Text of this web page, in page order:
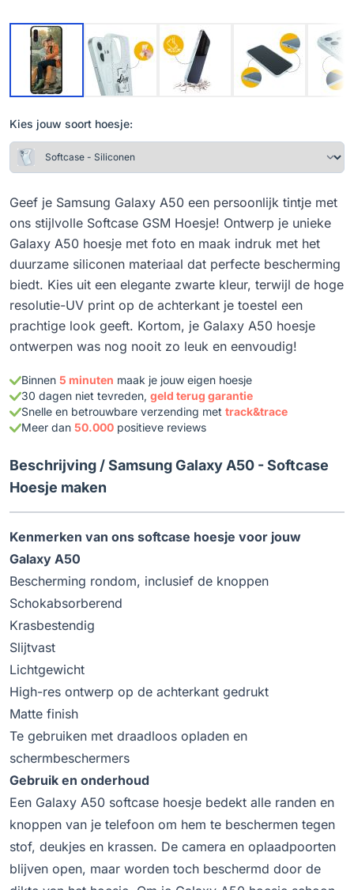
Kies jouw soort hoesje:
Geef je Samsung Galaxy A50 een persoonlijk tintje met
ons stijlvolle Softcase GSM Hoesje! Ontwerp je unieke
Galaxy A50 hoesje met foto en maak indruk met het
duurzame siliconen materiaal dat perfecte bescherming
biedt. Kies uit een elegante zwarte kleur, terwijl de hoge
resolutie-UV print op de achterkant je toestel een
prachtige look geeft. Kortom, je Galaxy A50 hoesje
ontwerpen was nog nooit zo leuk en eenvoudig!
Binnen 5 minuten maak je jouw eigen hoesje
30 dagen niet tevreden, geld terug garantie
Snelle en betrouwbare verzending met track&trace
Meer dan 50.000 positieve reviews
Beschrijving /Samsung Galaxy A50 - Softcase
Hoesje maken
Kenmerken van ons softcase hoesje voor jouw
Galaxy A50
Bescherming rondom, inclusief de knoppen
Schokabsorberend
Krasbestendig
Slijtvast
Lichtgewicht
High-res ontwerp op de achterkant gedrukt
Matte finish
Te gebruiken met draadloos opladen en
schermbeschermers
Gebruik en onderhoud
Een Galaxy A50 softcase hoesje bedekt alle randen en
knoppen van je telefoon om hem te beschermen tegen
stof, deukjes en krassen. De camera en oplaadpoorten
blijven open, maar worden toch beschermd door de